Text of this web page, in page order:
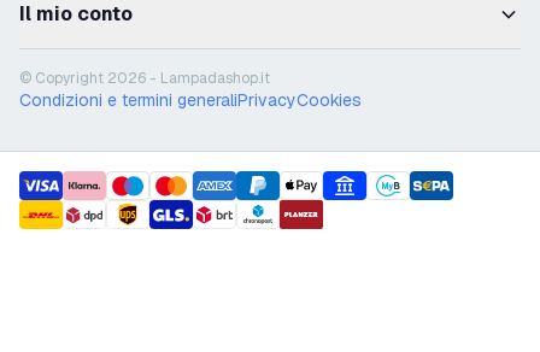
Il mio conto
© Copyright 2026 - Lampadashop.it
Condizioni e termini generaliPrivacyCookies
payment methods
shipment methods